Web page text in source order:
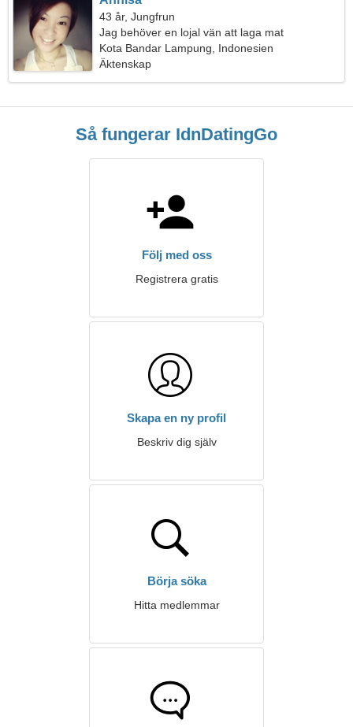
43 år, Jungfrun
Jag behöver en lojal vän att laga mat
tillsammans
Kota Bandar Lampung, Indonesien
Äktenskap
Så fungerar IdnDatingGo
Följ med oss
Registrera gratis
Skapa en ny profil
Beskriv dig själv
Börja söka
Hitta medlemmar